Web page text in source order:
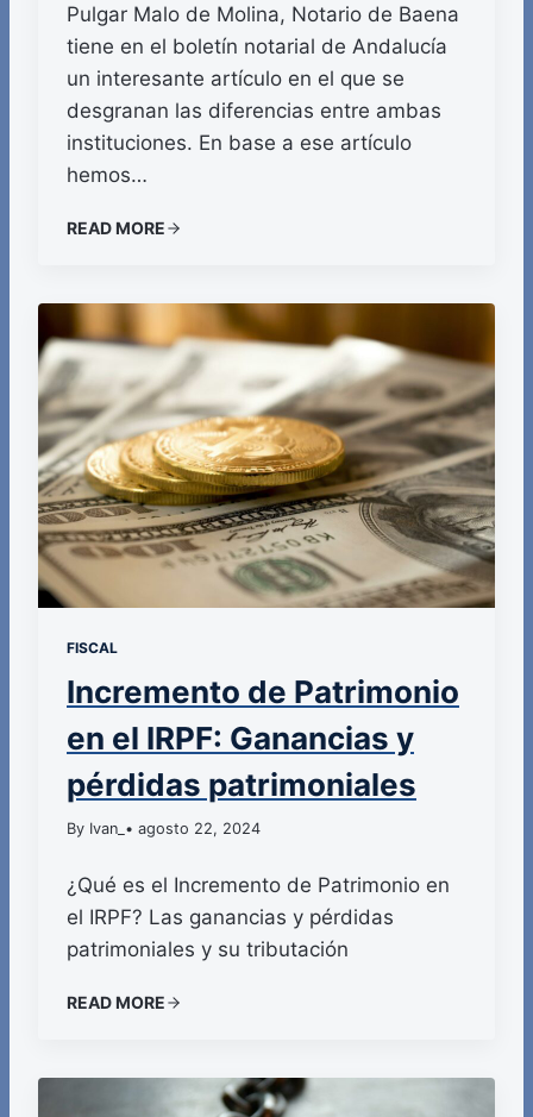
Pulgar Malo de Molina, Notario de Baena
tiene en el boletín notarial de Andalucía
un interesante artículo en el que se
desgranan las diferencias entre ambas
instituciones. En base a ese artículo
hemos…
READ MORE
FISCAL
Incremento de Patrimonio
en el IRPF: Ganancias y
pérdidas patrimoniales
By Ivan_ • agosto 22, 2024
¿Qué es el Incremento de Patrimonio en
el IRPF? Las ganancias y pérdidas
patrimoniales y su tributación
READ MORE